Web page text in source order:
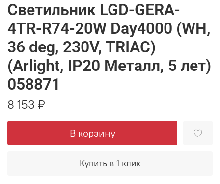
Светильник LGD-GERA-
4TR-R74-20W Day4000 (WH,
36 deg, 230V, TRIAC)
(Arlight, IP20 Металл, 5 лет)
058871
8 153 ₽
В корзину
Купить в 1 клик